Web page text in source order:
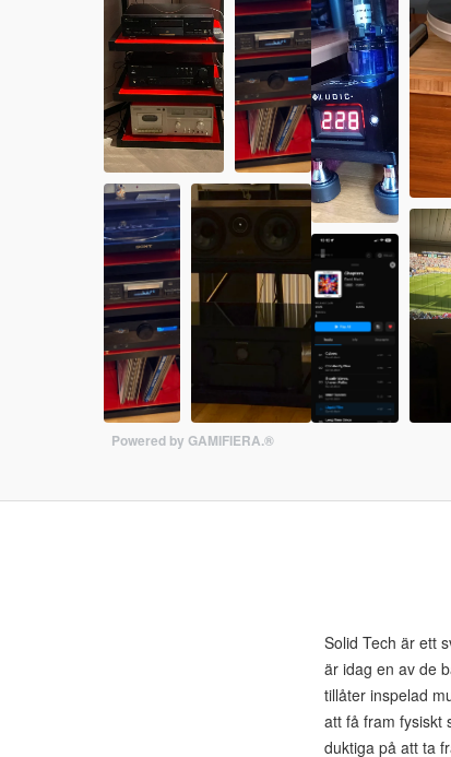
Powered by GAMIFIERA.®
Solid Tech är ett
är idag en av de
tillåter inspelad
att få fram fysiskt
duktiga på att ta